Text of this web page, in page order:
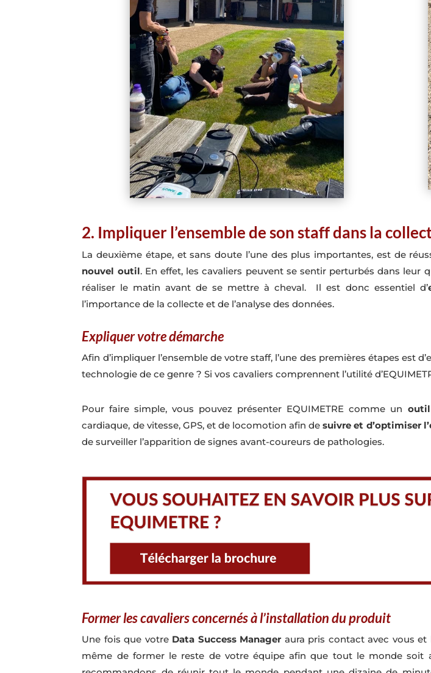
2. Impliquer l’ensemble de son staff dans la
La deuxième étape, et sans doute l’une des plus importantes, est de
nouvel outil. En effet, les cavaliers peuvent se sentir perturbés dans leur
réaliser le matin avant de se mettre à cheval. Il est donc essentiel d’
l’importance de la collecte et de l’analyse des données.
Expliquer votre démarche
Afin d’impliquer l’ensemble de votre staff, l’une des premières étapes est
technologie de ce genre ? Si vos cavaliers comprennent l’utilité
Pour faire simple, vous pouvez présenter EQUIMETRE comme un
cardiaque, de vitesse, GPS, et de locomotion afin desuivre et d’optimiser
de surveiller l’apparition de signes avant-coureurs de pathologies.
Former les cavaliers concernés à l’installation du produit
Une fois que votre Data Success Manager aura pris contact avec vous et
même de former le reste de votre équipe afin que tout le monde soit